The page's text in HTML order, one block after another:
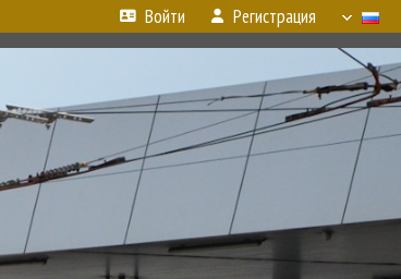
Войти Регистрация